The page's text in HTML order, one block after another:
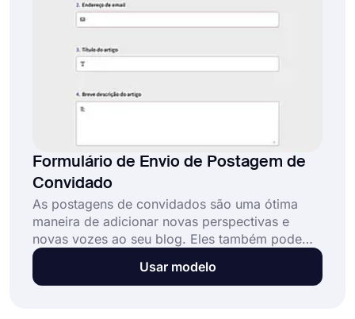
Formulário de Envio de Postagem de
Convidado
As postagens de convidados são uma ótima
maneira de adicionar novas perspectivas e
novas vozes ao seu blog. Eles também podem
ajudá-lo a construir relacionamentos com
outros blogueiros e expandir seu alcance. Mas
Usar modelo